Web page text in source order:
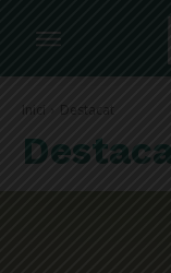
Inici Destacat